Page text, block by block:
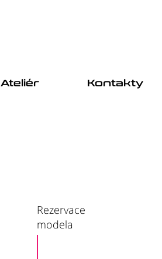
Ateliér Kontakty
Rezervace
modela